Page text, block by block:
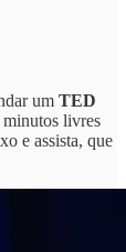
um TED
minutos livres
e assista, que